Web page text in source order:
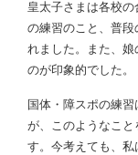
皇太子さまは各校
の練習のこと、普段
れました。また、
のが印象的でした。
国体・障スポの練
が、このようなこ
す。今考えても、